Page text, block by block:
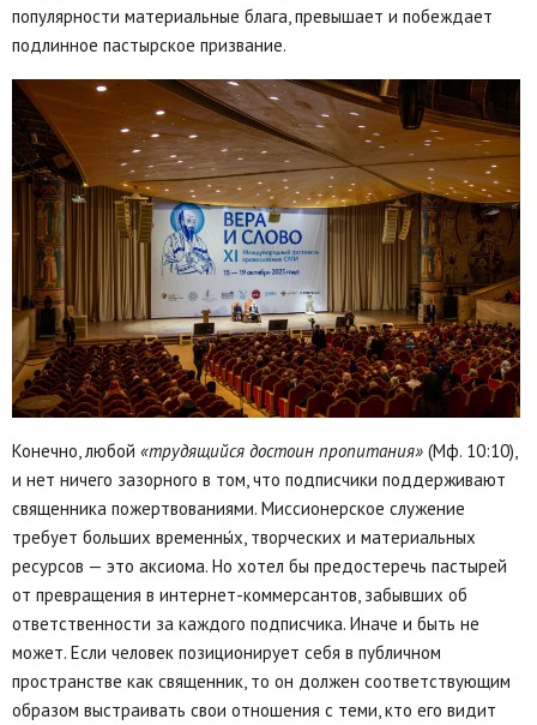
популярности материальные блага, превышает и побеждает
подлинное пастырское призвание.
Конечно, любой «трудящийся достоин пропитания» (Мф. 10:10),
и нет ничего зазорного в том, что подписчики поддерживают
священника пожертвованиями. Миссионерское служение
требует больших временны́х, творческих и материальных
ресурсов — это аксиома. Но хотел бы предостеречь пастырей
от превращения в интернет-коммерсантов, забывших об
ответственности за каждого подписчика. Иначе и быть не
может. Если человек позиционирует себя в публичном
пространстве как священник, то он должен соответствующим
образом выстраивать свои отношения с теми, кто его видит